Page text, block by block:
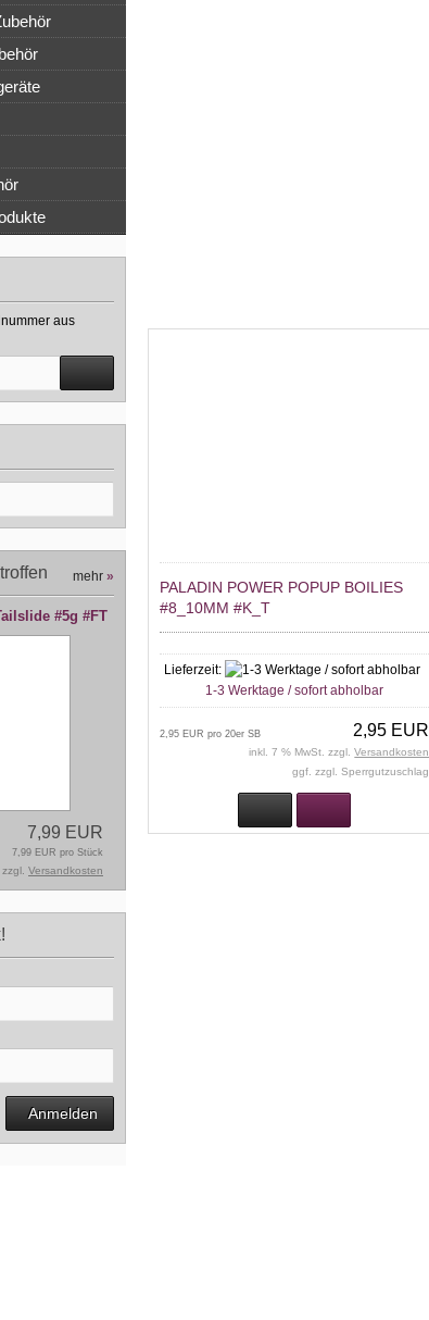
PALADIN POWER POPUP BOILIES
#8_10MM #K_T
Lieferzeit:
1-3 Werktage / sofort abholbar
2,95 EUR
2,95 EUR pro 20er SB
inkl. 7 % MwSt. zzgl.Versandkosten
ggf. zzgl. Sperrgutzuschlag
aus
mehr »
#5g #FT
7,99 EUR
7,99 EUR pro Stück
Versandkosten
Anmelden